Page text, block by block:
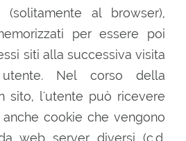
al browser),
per essere poi
siti alla successiva visita
Nel corso della
sito, l'utente può ricevere
cookie che vengono
web server diversi (c.d.